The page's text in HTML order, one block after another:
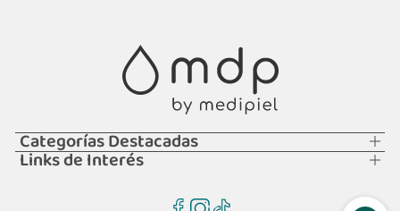
Categorías Destacadas
Links de Interés